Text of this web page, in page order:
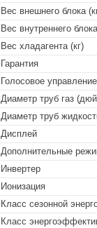
Вес внешнего блока
Вес внутреннего
Вес хладагента (кг)
Гарантия
Голосовое управление
Диаметр труб газ
Диаметр труб
Дисплей
Дополнительные
Инвертер
Ионизация
Класс сезонной
Класс